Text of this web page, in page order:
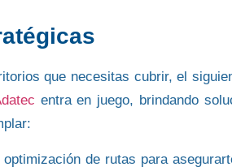
que necesitas cubrir, el
entra en juego, brindando
optimización de rutas para